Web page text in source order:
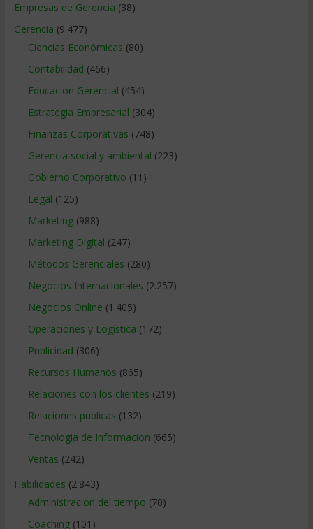
Empresas de Gerencia (38)
Gerencia (9.477)
Ciencias Económicas (80)
Contabilidad (466)
Educacion Gerencial (454)
Estrategia Empresarial (304)
Finanzas Corporativas (748)
Gerencia social y ambiental (223)
Gobierno Corporativo (11)
Legal (125)
Marketing(988)
Marketing Digital (247)
Métodos Gerenciales (280)
Negocios Internacionales (2.257)
Negocios Online (1.405)
Operaciones y Logística (172)
Publicidad (306)
Recursos Humanos (865)
Relaciones con los clientes (219)
Relaciones publicas (132)
Tecnologia de Informacion (665)
Ventas (242)
Habilidades (2.843)
Administracion del tiempo (70)
Coaching(101)